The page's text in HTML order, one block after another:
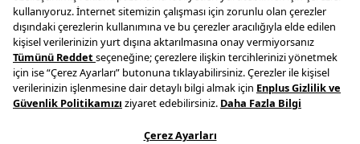
Uygulamamızı İndirin
Copyright © 2025 ENPLUS | Tüm hakları saklıdır.